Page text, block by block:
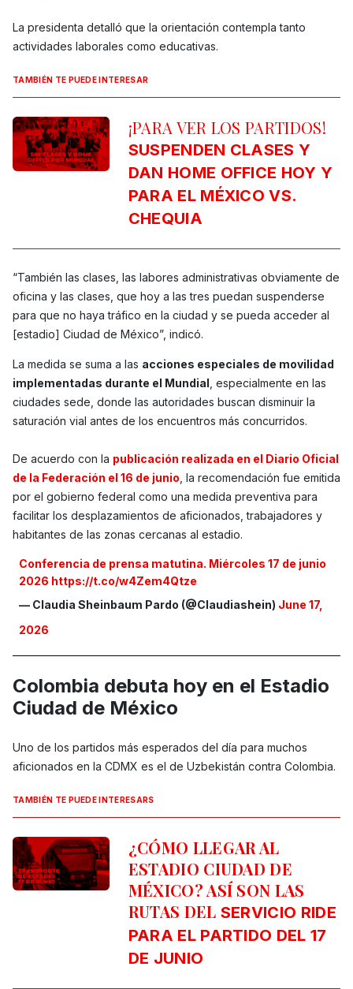
La presidenta detalló que la orientación contempla tanto
actividades laborales como educativas.
TAMBIÉN TE PUEDE INTERESAR
¡PARA VER LOS PARTIDOS!
SUSPENDEN CLASES Y
DAN HOME OFFICE HOY Y
PARA EL MÉXICO VS.
CHEQUIA
“También las clases, las labores administrativas obviamente de
oficina y las clases, que hoy a las tres puedan suspenderse
para que no haya tráfico en la ciudad y se pueda acceder al
[estadio] Ciudad de México”, indicó.
La medida se suma a las acciones especiales de movilidad
implementadas durante el Mundial , especialmente en las
ciudades sede, donde las autoridades buscan disminuir la
saturación vial antes de los encuentros más concurridos.
De acuerdo con la publicación realizada en el Diario Oficial
de la Federación el 16 de junio , la recomendación fue emitida
por el gobierno federal como una medida preventiva para
facilitar los desplazamientos de aficionados, trabajadores y
habitantes de las zonas cercanas al estadio.
Conferencia de prensa matutina. Miércoles 17 de junio
2026 https://t.co/w4Zem4Qtze
— Claudia Sheinbaum Pardo (@Claudiashein) June 17,
2026
Colombia debuta hoy en el Estadio
Ciudad de México
Uno de los partidos más esperados del día para muchos
aficionados en la CDMX es el de Uzbekistán contra Colombia.
TAMBIÉN TE PUEDE INTERESARS
¿CÓMO LLEGAR AL
ESTADIO CIUDAD DE
MÉXICO? ASÍ SON LAS
RUTAS DEL SERVICIO RIDE
PARA EL PARTIDO DEL 17
DE JUNIO